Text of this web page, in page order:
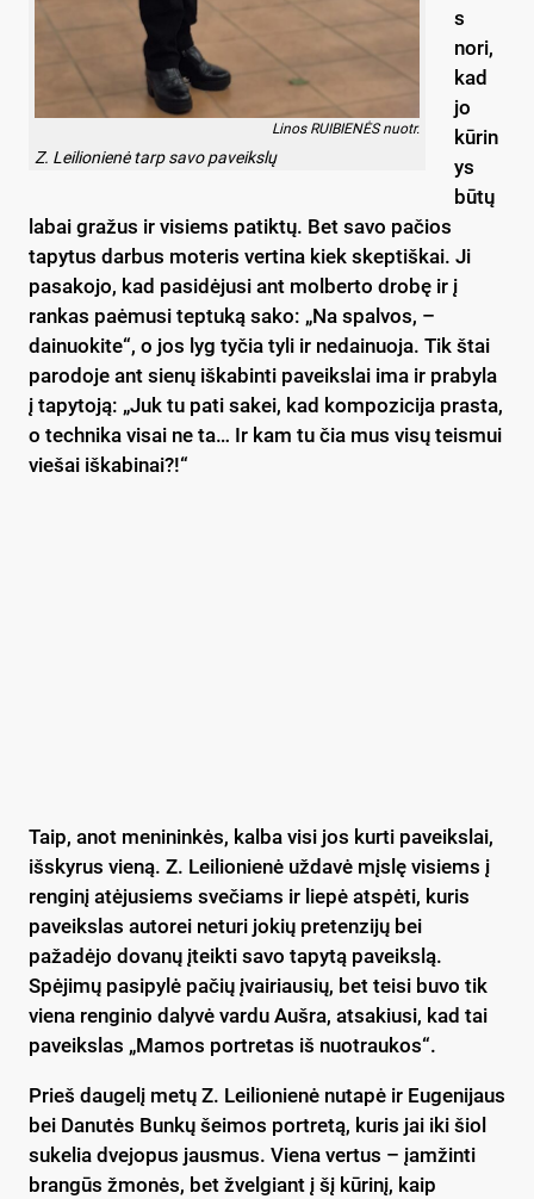
Linos RUIBIENĖS nuotr.
Z. Leilionienė tarp savo paveikslų
s
nori,
kad
jo
kūrin
ys
būtų
labai gražus ir visiems patiktų. Bet savo pačios
tapytus darbus moteris vertina kiek skeptiškai. Ji
pasakojo, kad pasidėjusi ant molberto drobę ir į
rankas paėmusi teptuką sako: „Na spalvos, –
dainuokite“, o jos lyg tyčia tyli ir nedainuoja. Tik štai
parodoje ant sienų iškabinti paveikslai ima ir prabyla
į tapytoją: „Juk tu pati sakei, kad kompozicija prasta,
o technika visai ne ta… Ir kam tu čia mus visų teismui
viešai iškabinai?!“
Taip, anot menininkės, kalba visi jos kurti paveikslai,
išskyrus vieną. Z. Leilionienė uždavė mįslę visiems į
renginį atėjusiems svečiams ir liepė atspėti, kuris
paveikslas autorei neturi jokių pretenzijų bei
pažadėjo dovanų įteikti savo tapytą paveikslą.
Spėjimų pasipylė pačių įvairiausių, bet teisi buvo tik
viena renginio dalyvė vardu Aušra, atsakiusi, kad tai
paveikslas „Mamos portretas iš nuotraukos“.
Prieš daugelį metų Z. Leilionienė nutapė ir Eugenijaus
bei Danutės Bunkų šeimos portretą, kuris jai iki šiol
sukelia dvejopus jausmus. Viena vertus – įamžinti
brangūs žmonės, bet žvelgiant į šį kūrinį, kaip